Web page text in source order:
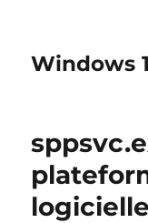
Windows